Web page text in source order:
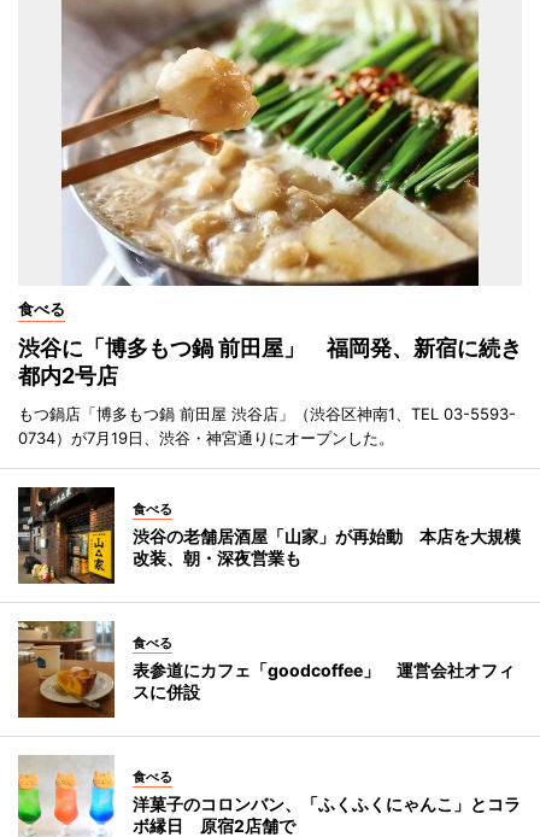
食べる
渋谷に「博多もつ鍋 前田屋」 福岡発、新宿に続き
都内2号店
もつ鍋店「博多もつ鍋 前田屋 渋谷店」（渋谷区神南1、TEL 03-5593-
0734）が7月19日、渋谷・神宮通りにオープンした。
食べる
渋谷の老舗居酒屋「山家」が再始動 本店を大規模
改装、朝・深夜営業も
食べる
表参道にカフェ「goodcoffee」 運営会社オフィ
スに併設
食べる
洋菓子のコロンバン、「ふくふくにゃんこ」とコラ
ボ縁日 原宿2店舗で